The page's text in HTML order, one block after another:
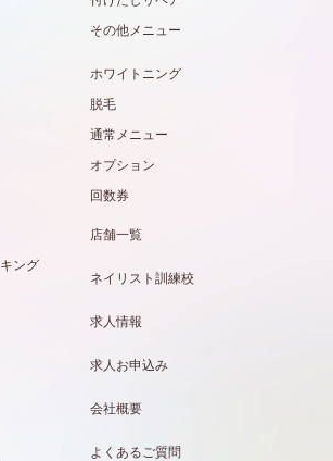
その他メニュー
ホワイトニング
脱毛
通常メニュー
オプション
回数券
ング
店舗一覧
ネイリスト訓練校
求人情報
求人お申込み
会社概要
よくあるご質問